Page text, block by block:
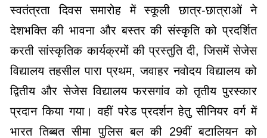
करती सांस्कृतिक कार्यक्रमों की प्रस्तुति दी, जिसमें सेजेस
विद्यालय तहसील पारा प्रथम, जवाहर नवोदय विद्यालय को
द्वितीय और सेजेस विद्यालय फरसगांव को तृतीय पुरस्कार
प्रदान किया गया। वहीं परेड प्रदर्शन हेतु सीनियर वर्ग में
भारत तिब्बत सीमा पुलिस बल की 29वीं बटालियन को
प्रथम और 41वीं बटालियन को द्वितीय पुरस्कार तथा नगर
सेना को तृतीय पुरस्कार प्रदान किया गया और जूनियर वर्ग